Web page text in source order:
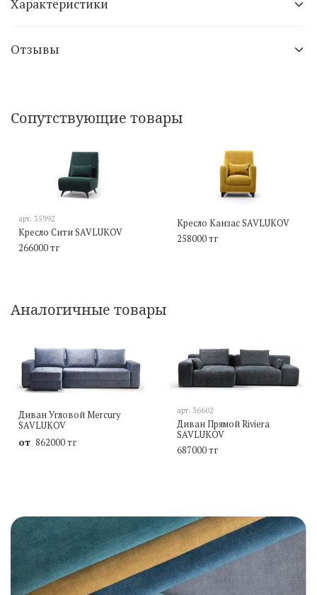
Характеристики
Отзывы
Сопутствующие товары
арт. 35992
Кресло Сити SAVLUKOV
266000 тг
Кресло Канзас SAVLUKOV
258000 тг
Аналогичные товары
Диван Угловой Mercury
SAVLUKOV
от 862000 тг
арт. 36602
Диван Прямой Riviera
SAVLUKOV
687000 тг